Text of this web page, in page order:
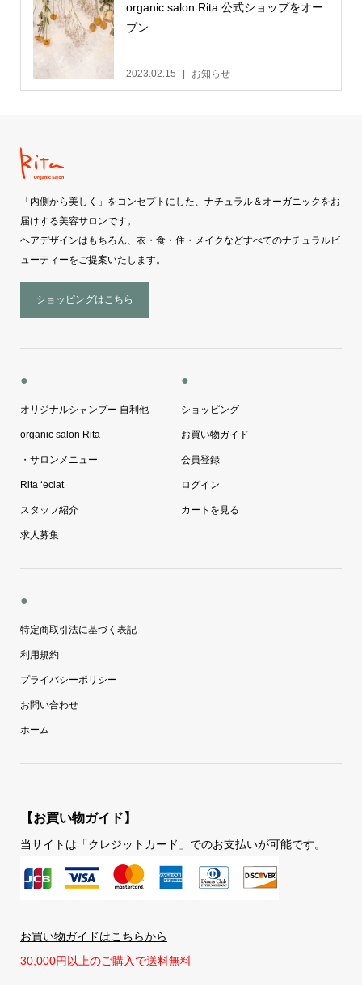
organic salon Rita 公式ショップをオー
プン
2023.02.15 お知らせ
「内側から美しく」をコンセプトにした、ナチュラル＆オーガニックをお
届けする美容サロンです。
ヘアデザインはもちろん、衣・食・住・メイクなどすべてのナチュラルビ
ューティーをご提案いたします。
ショッピングはこちら
●
オリジナルシャンプー 自利他
organic salon Rita
・サロンメニュー
Rita ‘eclat
スタッフ紹介
求人募集
●
ショッピング
お買い物ガイド
会員登録
ログイン
カートを見る
●
特定商取引法に基づく表記
利用規約
プライバシーポリシー
お問い合わせ
ホーム
【お買い物ガイド】
当サイトは「クレジットカード」でのお支払いが可能です。
お買い物ガイドはこちらから
30,000円以上のご購入で送料無料